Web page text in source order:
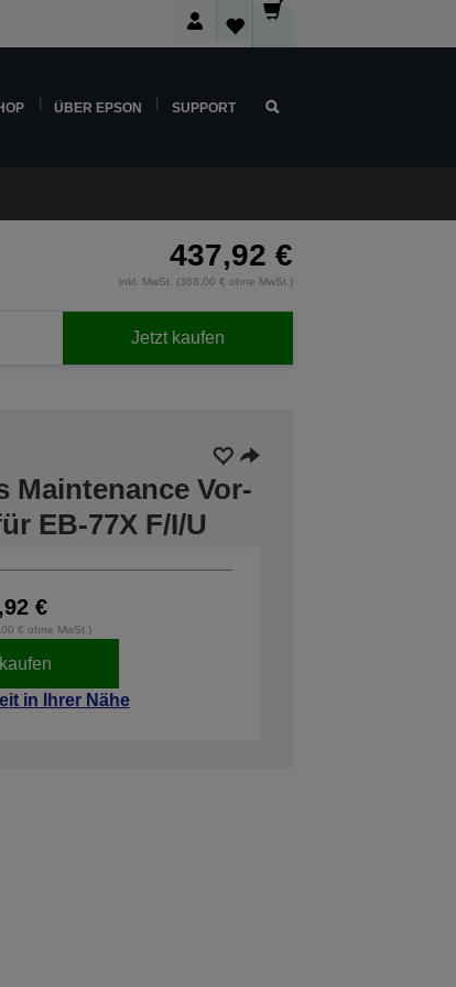
ÜBER EPSON SUPPORT
437,92 €
inkl. MwSt. (368,00 € ohne MwSt.)
Jetzt kaufen
Maintenance Vor-
EB-77X F/I/U
€
€ ohne MwSt.)
in Ihrer Nähe